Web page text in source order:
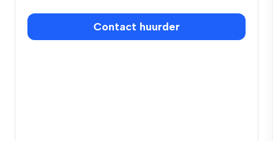
Contact huurder